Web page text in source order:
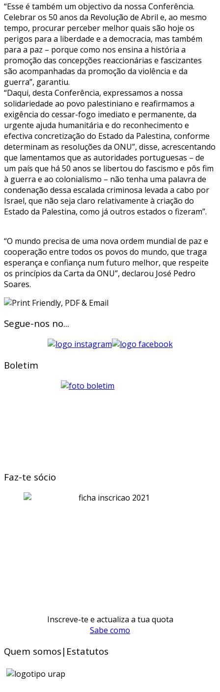
“Esse é também um objectivo da nossa Conferência.
Celebrar os 50 anos da Revolução de Abril e, ao mesmo
tempo, procurar perceber melhor quais são hoje os
perigos para a liberdade e a democracia, mas também
para a paz – porque como nos ensina a história a
promoção das concepções reaccionárias e fascizantes
são acompanhadas da promoção da violência e da
guerra”, garantiu.
“Daqui, desta Conferência, expressamos a nossa
solidariedade ao povo palestiniano e reafirmamos a
exigência do cessar-fogo imediato e permanente, da
urgente ajuda humanitária e do reconhecimento e
efectiva concretização do Estado da Palestina, conforme
determinam as resoluções da ONU”, disse, acrescentando
que lamentamos que as autoridades portuguesas – de
um país que há 50 anos se libertou do fascismo e pôs fim
à guerra e ao colonialismo – não tenha uma palavra de
condenação dessa escalada criminosa levada a cabo por
Israel, que não seja claro relativamente à criação do
Estado da Palestina, como já outros estados o fizeram”.
“O mundo precisa de uma nova ordem mundial de paz e
cooperação entre todos os povos do mundo, que traga
esperança e confiança num futuro melhor, que respeite
os princípios da Carta da ONU”, declarou José Pedro
Soares.
Segue-nos no...
Boletim
Faz-te sócio
Inscreve-te e actualiza a tua quota
Sabe como
Quem somos|Estatutos